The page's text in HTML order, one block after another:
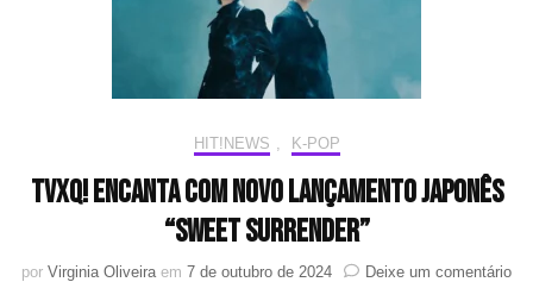
HIT!NEWS K-POP
TVXQ! encanta com novo lançamento japonês
“SWEET SURRENDER”
por Virginia Oliveira em 7 de outubro de 2024 Deixe um comentárioem